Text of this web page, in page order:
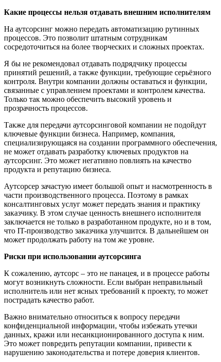
Какие процессы нельзя отдавать внешним исполнителям
На аутсорсинг можно передать автоматизацию рутинных
процессов. Это позволит штатным сотрудникам
сосредоточиться на более творческих и сложных проектах.
Я бы не рекомендовал отдавать подрядчику процессы
принятий решений, а также функции, требующие серьёзного
контроля. Внутри компании должны оставаться и функции,
связанные с управлением проектами и контролем качества.
Только так можно обеспечить высокий уровень и
прозрачность процессов.
Также для передачи аутсорсинговой компании не подойдут
ключевые функции бизнеса. Например, компания,
специализирующаяся на создании программного обеспечения,
не может отдавать разработку ключевых продуктов на
аутсорсинг. Это может негативно повлиять на качество
продукта и репутацию бизнеса.
Аутсорсер зачастую имеет большой опыт и насмотренность в
части производственного процесса. Поэтому в рамках
консалтинговых услуг может передать знания и практику
заказчику. В этом случае ценность внешнего исполнителя
заключается не только в разработанном продукте, но и в том,
что IT-производство заказчика улучшится. В дальнейшем он
может продолжать работу на том же уровне.
Риски при использовании аутсорсинга
К сожалению, аутсорс – это не панацея, и в процессе работы
могут возникнуть сложности. Если выбран неправильный
исполнитель или нет ясных требований к проекту, то может
пострадать качество работ.
Важно внимательно относиться к вопросу передачи
конфиденциальной информации, чтобы избежать утечки
данных, кражи или несанкционированного доступа к ним.
Это может повредить репутации компании, привести к
нарушению законодательства и потере доверия клиентов.